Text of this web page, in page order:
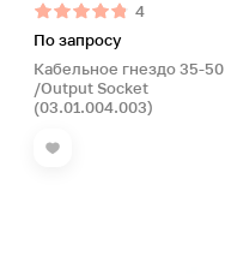
4
По запросу
Кабельное гнездо 35-50
/Output Socket
(03.01.004.003)